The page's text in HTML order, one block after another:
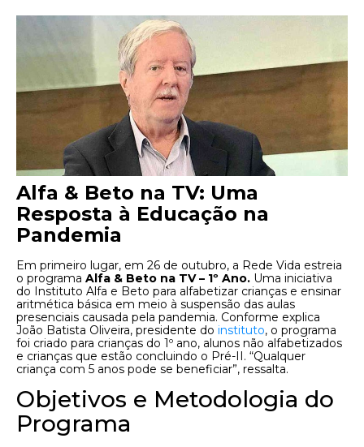
Alfa & Beto na TV: Uma
Resposta à Educação na
Pandemia
Em primeiro lugar, em 26 de outubro, a Rede Vida estreia
o programa Alfa & Beto na TV – 1º Ano. Uma iniciativa
do Instituto Alfa e Beto para alfabetizar crianças e ensinar
aritmética básica em meio à suspensão das aulas
presenciais causada pela pandemia. Conforme explica
João Batista Oliveira, presidente do instituto, o programa
foi criado para crianças do 1º ano, alunos não alfabetizados
e crianças que estão concluindo o Pré-II. “Qualquer
criança com 5 anos pode se beneficiar”, ressalta.
Objetivos e Metodologia do
Programa